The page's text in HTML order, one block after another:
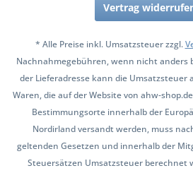
Vertrag
* Alle Preise inkl. Umsatzsteuer zzgl.
Nachnahmegebühren, wenn nicht anders
der Lieferadresse kann die Umsatzsteuer
Waren, die auf der Website von ahw-
Bestimmungsorte innerhalb der
Nordirland versandt werden, muss
geltenden Gesetzen und innerhalb der
Steuersätzen Umsatzsteuer berechnet